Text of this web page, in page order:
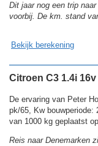
Dit jaar nog een trip
voorbij. De km. stand
Bekijk berekening
Citroen C3 1.4i
De ervaring van Peter
pk/65, Kw bouwperiode:
van 1000 kg geplaatst
Reis naar Denemarken